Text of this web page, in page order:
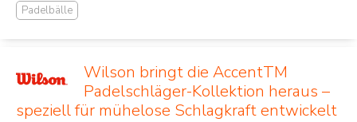
Padelbälle
Wilson bringt die AccentTM
Padelschläger-Kollektion heraus –
speziell für mühelose Schlagkraft entwickelt